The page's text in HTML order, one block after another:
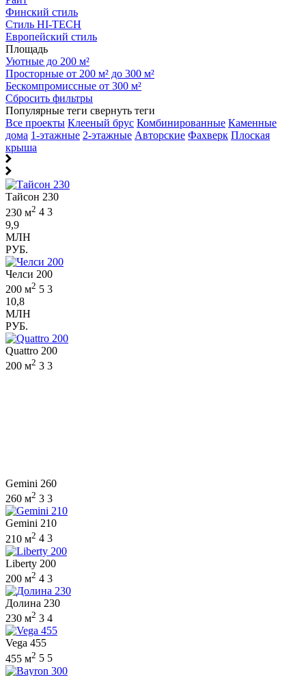
Финский стиль
Стиль HI-TECH
Европейский стиль
Площадь
Уютные до 200 м²
Просторные от 200 м² до 300 м²
Бескомпромиссные от 300 м²
Сбросить фильтры
Популярные теги свернуть теги
Все проекты Клееный брус Комбинированные Каменные
дома 1-этажные 2-этажные Авторские Фахверк Плоская
крыша
Тайсон 230
230 м2 4 3
9,9
МЛН
РУБ.
Челси 200
200 м2 5 3
10,8
МЛН
РУБ.
Quattro 200
200 м2 3 3
Gemini 260
260 м2 3 3
Gemini 210
210 м2 4 3
Liberty 200
200 м2 4 3
Долина 230
230 м2 3 4
Vega 455
455 м2 5 5